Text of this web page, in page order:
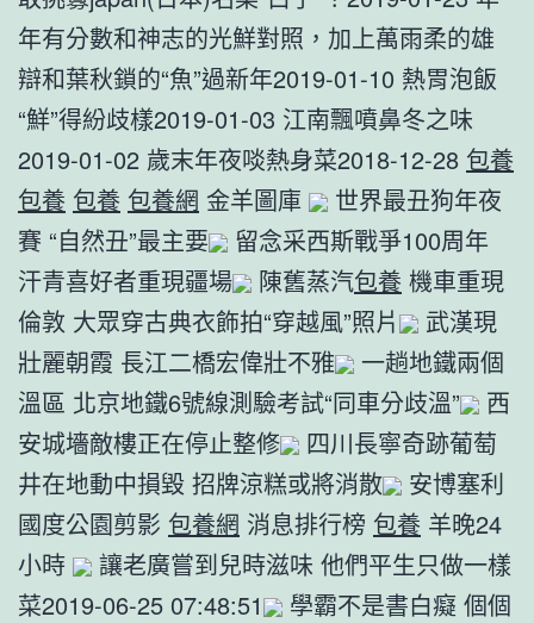
年有分數和神志的光鮮對照，加上萬雨柔的雄
辯和葉秋鎖的“魚”過新年2019-01-10 熱胃泡飯
“鮮”得紛歧樣2019-01-03 江南飄噴鼻冬之味
2019-01-02 歲末年夜啖熱身菜2018-12-28 包養
包養 包養 包養網 金羊圖庫
世界最丑狗年夜
賽 “自然丑”最主要
留念采西斯戰爭100周年
汗青喜好者重現疆場
陳舊蒸汽包養 機車重現
倫敦 大眾穿古典衣飾拍“穿越風”照片
武漢現
壯麗朝霞 長江二橋宏偉壯不雅
一趟地鐵兩個
溫區 北京地鐵6號線測驗考試“同車分歧溫”
西
安城墻敵樓正在停止整修
四川長寧奇跡葡萄
井在地動中損毀 招牌涼糕或將消散
安博塞利
國度公園剪影 包養網 消息排行榜 包養 羊晚24
小時
讓老廣嘗到兒時滋味 他們平生只做一樣
菜2019-06-25 07:48:51
學霸不是書白癡 個個